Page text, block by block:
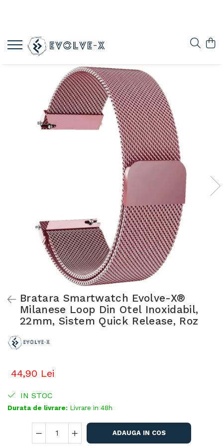
Bratara Smartwatch Evolve-X®
Milanese Loop Din Otel Inoxidabil,
22mm, Sistem Quick Release, Roz
44,90 Lei
IN STOC
Durata de livrare: Livrare in 48h
ADAUGA IN COS